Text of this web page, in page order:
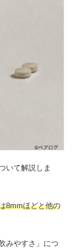
いて解説しま
8mmほどと他の
みやすさ」につ